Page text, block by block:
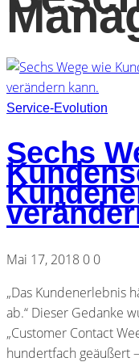
Service-Evolution
Sechs
Mai 17, 2018 0 0
„Das Kundenerlebnis
ab.“ Dieser Gedanke
„Customer Contact
hundertfach geäußert